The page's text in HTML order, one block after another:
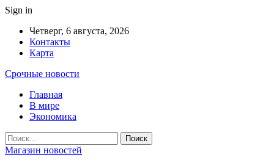
Sign in
Четверг, 6 августа, 2026
Контакты
Карта
Срочные новости
Главная
В мире
Экономика
Магазин новостей